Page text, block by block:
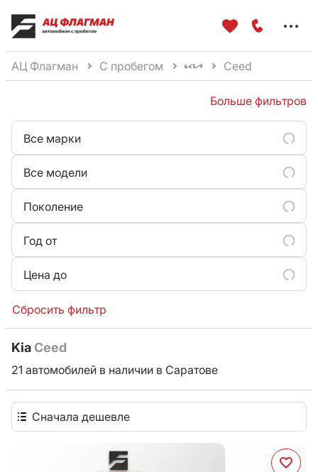
АЦ Флагман С пробегом Ceed
Больше фильтров
Все марки
Все модели
Поколение
Год от
Цена до
Сбросить фильтр
Kia Ceed
21 автомобилей в наличии в Саратове
Сначала дешевле